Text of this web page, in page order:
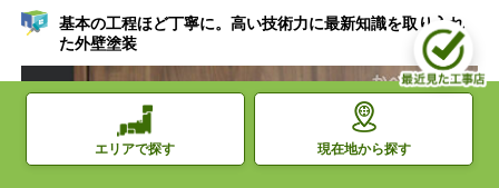
基本の工程ほど丁寧に。高い技術力に最新知識を取り入れ
た外壁塗装
エリアで探す 現在地から探す